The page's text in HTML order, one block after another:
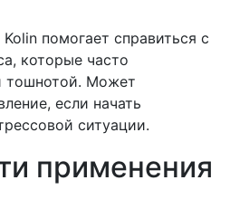
помогает справиться с
которые часто
тошнотой. Может
если начать
ситуации.
применения